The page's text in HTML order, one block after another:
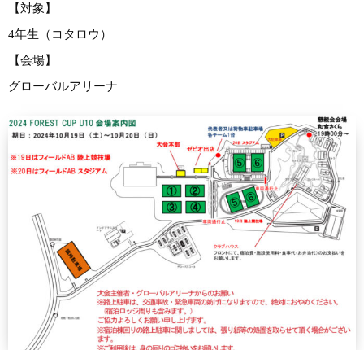
【対象】
4年生（コタロウ）
【会場】
グローバルアリーナ